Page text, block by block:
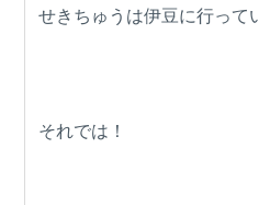
せきちゅうは伊豆に行って
それでは！